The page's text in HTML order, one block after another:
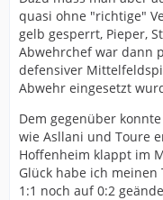
quasi ohne "richtige"
gelb gesperrt, Pieper,
Abwehrchef war dann
defensiver
Abwehr eingesetzt
Dem gegenüber
wie Asllani und Toure
Hoffenheim klappt im
Glück habe ich
1:1 noch auf 0:2